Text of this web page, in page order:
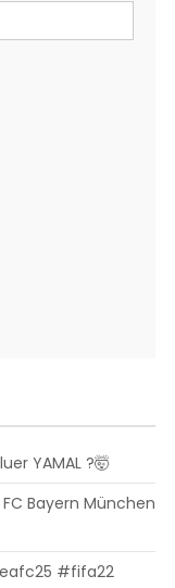
YAMAL ?🤯
Bayern München
#fifa22